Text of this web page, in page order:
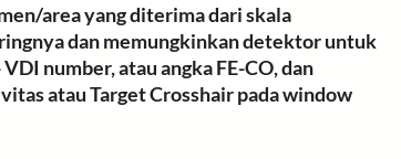
area yang diterima dari skala
dan memungkinkan detektor untuk
number, atau angka FE-CO, dan
atau Target Crosshair pada window